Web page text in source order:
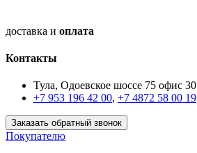
доставка и оплата
Контакты
Тула, Одоевское шоссе 75 офис 30
+7 953 196 42 00, +7 4872 58 00 19
Заказать обратный звонок
Покупателю